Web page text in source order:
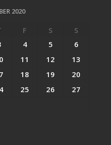
2020
F S
S
4 5
6
11 12
13
18 19
20
25 26
27